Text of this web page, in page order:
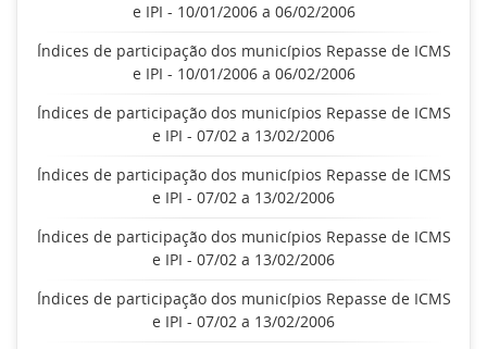
e IPI - 10/01/2006 a 06/02/2006
Índices de participação dos municípios Repasse de ICMS
e IPI - 10/01/2006 a 06/02/2006
Índices de participação dos municípios Repasse de ICMS
e IPI - 07/02 a 13/02/2006
Índices de participação dos municípios Repasse de ICMS
e IPI - 07/02 a 13/02/2006
Índices de participação dos municípios Repasse de ICMS
e IPI - 07/02 a 13/02/2006
Índices de participação dos municípios Repasse de ICMS
e IPI - 07/02 a 13/02/2006